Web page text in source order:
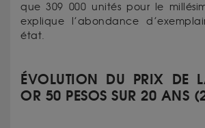
que 309 000 unités pour le
explique l’abondance
état.
ÉVOLUTION DU PRIX DE
OR 50 PESOS SUR 20 ANS